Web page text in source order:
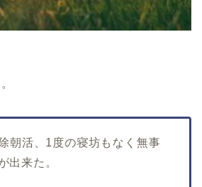
朝活、1度の寝坊もなく無事
出来た。